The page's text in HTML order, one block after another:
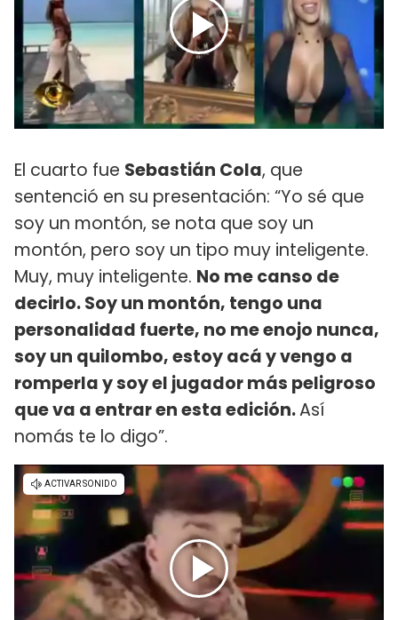
El cuarto fue Sebastián Cola, que
sentenció en su presentación: “Yo sé que
soy un montón, se nota que soy un
montón, pero soy un tipo muy inteligente.
Muy, muy inteligente. No me canso de
decirlo. Soy un montón, tengo una
personalidad fuerte, no me enojo nunca,
soy un quilombo, estoy acá y vengo a
romperla y soy el jugador más peligroso
que va a entrar en esta edición.Así
nomás te lo digo”.